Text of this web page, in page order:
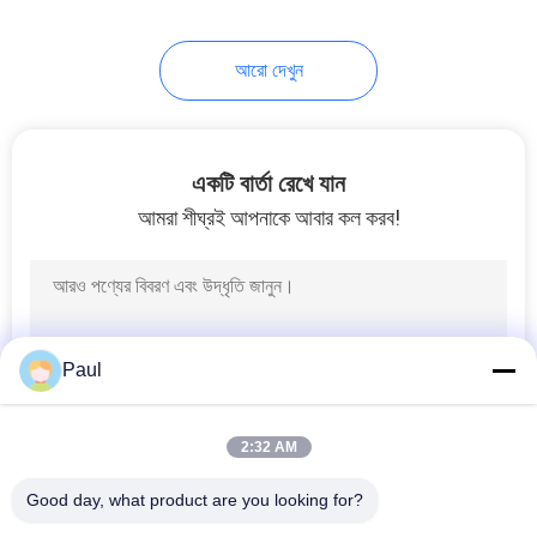
ঢালাই লোহার ম্যানহোল
ঢালাই লোহার বলার্ড
আরো দেখুন
একটি বার্তা রেখে যান
আমরা শীঘ্রই আপনাকে আবার কল করব!
Paul
2:32 AM
Good day, what product are you looking for?